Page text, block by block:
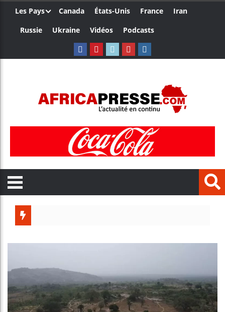
Les Pays Canada États-Unis France
Iran
Russie
Ukraine Vidéos Podcasts
Réforme
Bénin :